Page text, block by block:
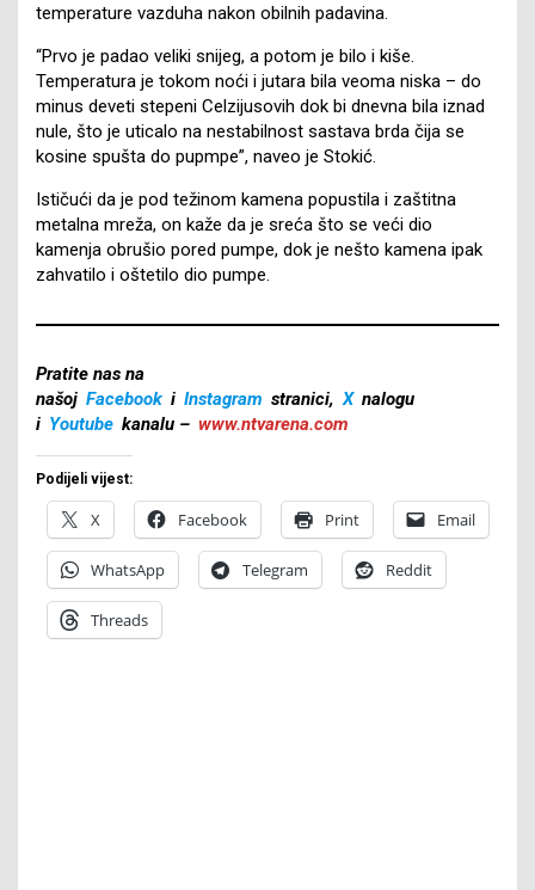
temperature vazduha nakon obilnih padavina.
“Prvo je padao veliki snijeg, a potom je bilo i kiše.
Temperatura je tokom noći i jutara bila veoma niska – do
minus deveti stepeni Celzijusovih dok bi dnevna bila iznad
nule, što je uticalo na nestabilnost sastava brda čija se
kosine spušta do pupmpe”, naveo je Stokić.
Ističući da je pod težinom kamena popustila i zaštitna
metalna mreža, on kaže da je sreća što se veći dio
kamenja obrušio pored pumpe, dok je nešto kamena ipak
zahvatilo i oštetilo dio pumpe.
Pratite nas na
našoj Facebook i Instagram stranici, X nalogu
i Youtube kanalu – www.ntvarena.com
Podijeli vijest:
X Facebook Print Email
WhatsApp Telegram Reddit
Threads